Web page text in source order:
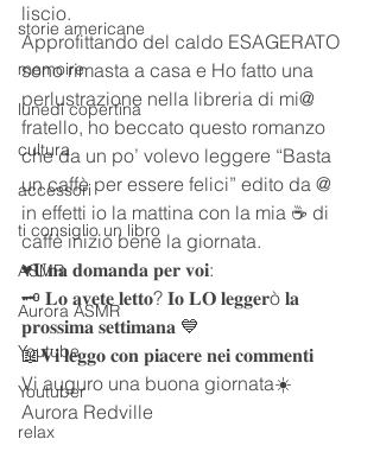
storie americane
memoire
lunedì copertina
cultura
accessori
ti consiglio un libro
ASMR
Aurora ASMR
Youtube
Youtuber
relax
liscio.
Approfittando del caldo ESAGERATO
sono rimasta a casa e Ho fatto una
perlustrazione nella libreria di mi@
fratello, ho beccato questo romanzo
che da un po’ volevo leggere “Basta
un caffè per essere felici” edito da @
in effetti io la mattina con la mia ☕️ di
caffè inizio bene la giornata.
♥️𝐔𝐧𝐚 𝐝𝐨𝐦𝐚𝐧𝐝𝐚 𝐩𝐞𝐫 𝐯𝐨𝐢:
🗝 𝐋𝐨 𝐚𝐯𝐞𝐭𝐞 𝐥𝐞𝐭𝐭𝐨? 𝐈𝐨 𝐋𝐎 𝐥𝐞𝐠𝐠𝐞𝐫ò 𝐥𝐚
𝐩𝐫𝐨𝐬𝐬𝐢𝐦𝐚 𝐬𝐞𝐭𝐭𝐢𝐦𝐚𝐧𝐚 💙
📖𝐕𝐢 𝐥𝐞𝐠𝐠𝐨 𝐜𝐨𝐧 𝐩𝐢𝐚𝐜𝐞𝐫𝐞 𝐧𝐞𝐢 𝐜𝐨𝐦𝐦𝐞𝐧𝐭𝐢
Vi auguro una buona giornata☀️
Aurora Redville